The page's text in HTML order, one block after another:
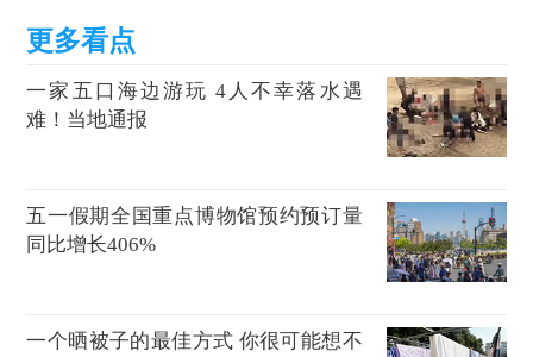
一家五口海边游玩 4人不幸落水遇
难！当地通报
五一假期全国重点博物馆预约预订量
同比增长406%
一个晒被子的最佳方式 你很可能想不